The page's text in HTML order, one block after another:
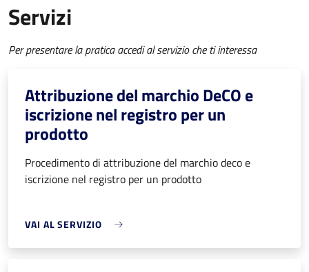
Servizi
Per presentare la pratica accedi al servizio che ti interessa
Attribuzione del marchio DeCO e
iscrizione nel registro per un
prodotto
Procedimento di attribuzione del marchio deco e
iscrizione nel registro per un prodotto
VAI AL SERVIZIO